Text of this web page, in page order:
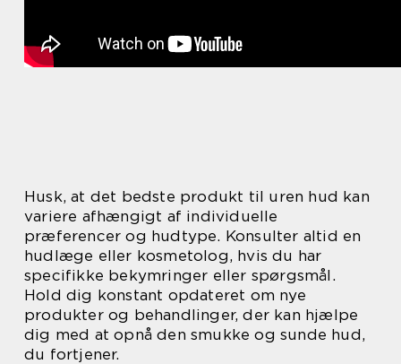
Husk, at det bedste produkt til uren hud kan
variere afhængigt af individuelle
præferencer og hudtype. Konsulter altid en
hudlæge eller kosmetolog, hvis du har
specifikke bekymringer eller spørgsmål.
Hold dig konstant opdateret om nye
produkter og behandlinger, der kan hjælpe
dig med at opnå den smukke og sunde hud,
du fortjener.